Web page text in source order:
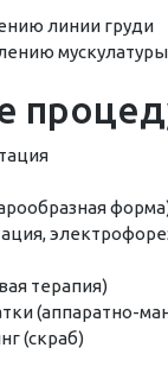
линии груди
мускулатуры
терапия)
(аппаратно-
(скраб)